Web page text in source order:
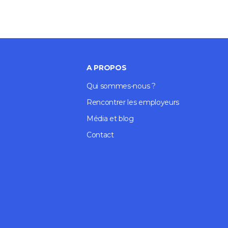
A PROPOS
Qui sommes-nous ?
Rencontrer les employeurs
Média et blog
Contact